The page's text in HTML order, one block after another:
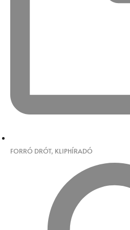
FORRÓ DRÓT, KLIPHÍRADÓ